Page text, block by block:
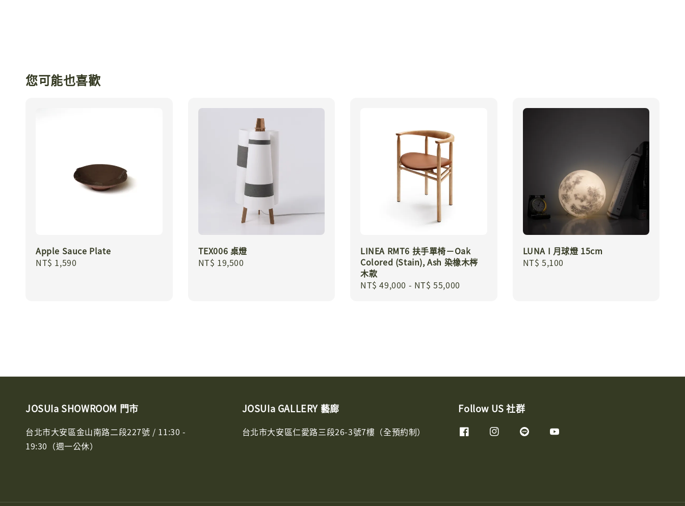
您可能也喜歡
Apple Sauce Plate
Regular
NT$ 1,590
TEX006 桌燈
Regular
NT$ 19,500
LINEA RMT6 扶手單椅－Oak
Colored (Stain), Ash 染橡木梣
木款
Regular
NT$ 49,000 - NT$ 55,000
LUNA I 月球燈 15cm
Regular
NT$ 5,100
JOSUIa SHOWROOM 門市
台北市大安區金山南路二段227號 / 11:30 -
19:30（週一公休）
JOSUIa GALLERY 藝廊
台北市大安區仁愛路三段26-3號7樓（全預約制）
Follow US 社群